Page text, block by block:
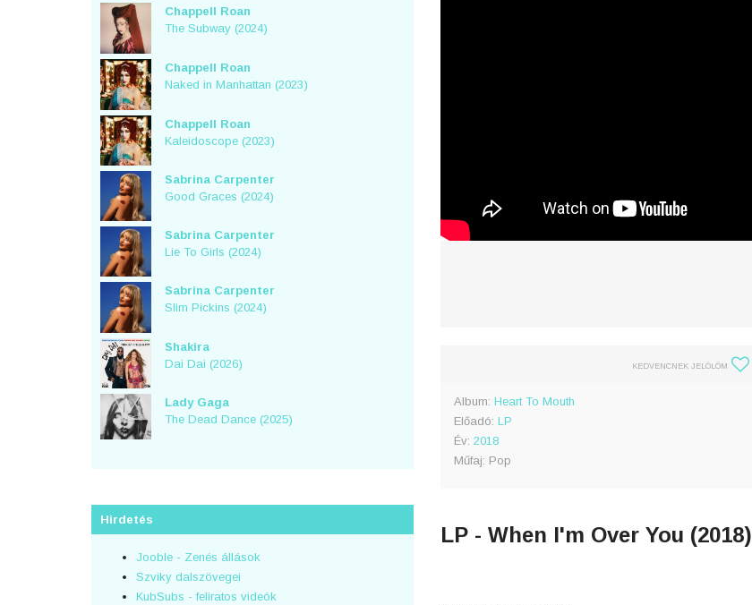
Chappell Roan
The Subway (2024)
Chappell Roan
Naked in Manhattan (2023)
Chappell Roan
Kaleidoscope (2023)
Sabrina Carpenter
Good Graces (2024)
Sabrina Carpenter
Lie To Girls (2024)
Sabrina Carpenter
Slim Pickins (2024)
Shakira
Dai Dai (2026)
Lady Gaga
The Dead Dance (2025)
Hirdetés
Jooble - Zenés állások
Szviky dalszövegei
KubSubs - feliratos videók
KEDVENCNEK JELÖLÖM
Album: Heart To Mouth
Előadó: LP
Év: 2018
Műfaj: Pop
LP - When I'm Over You (2018)